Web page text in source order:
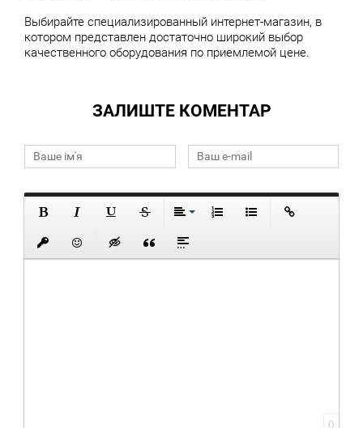
Выбирайте специализированный интернет-магазин, в
котором представлен достаточно широкий выбор
качественного оборудования по приемлемой цене.
ЗАЛИШТЕ КОМЕНТАР
0